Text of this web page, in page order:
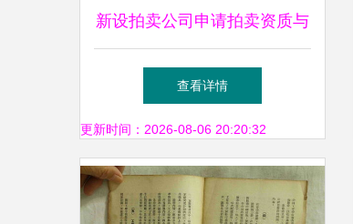
新设拍卖公司申请拍卖资质与
业务运营全指南
查看详情
更新时间：2026-08-06 20:20:32